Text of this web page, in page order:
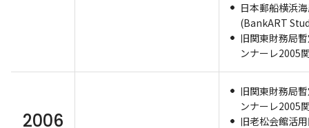
日本郵船横浜
(BankART
旧関東財務局
ンナーレ2005
2006
旧関東財務局
ンナーレ2005
旧老松会館活